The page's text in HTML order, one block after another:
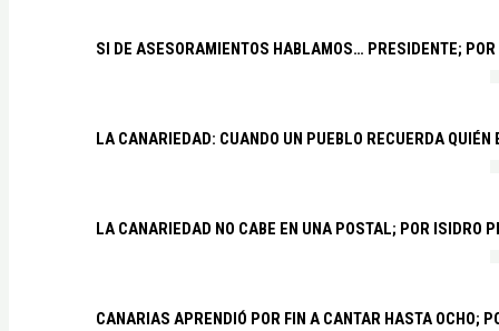
SI DE ASESORAMIENTOS HABLAMOS… PRESIDENTE;
LA CANARIEDAD: CUANDO UN PUEBLO RECUERDA QUIÉN
LA CANARIEDAD NO CABE EN UNA POSTAL; POR ISIDRO
CANARIAS APRENDIÓ POR FIN A CANTAR HASTA OCHO;